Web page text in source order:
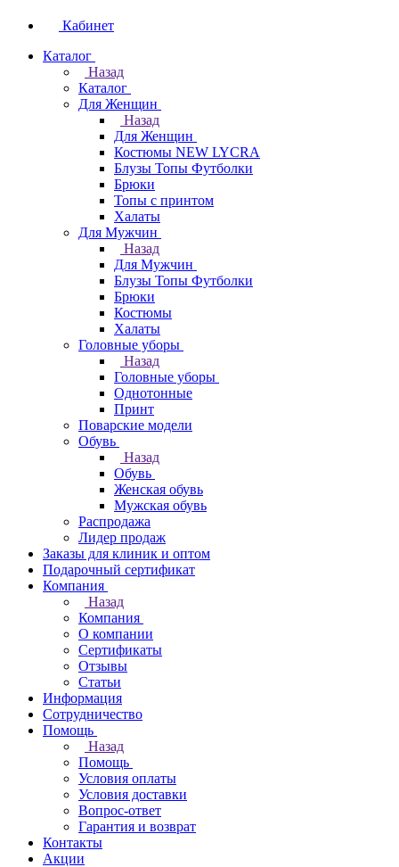
Кабинет
Каталог
Назад
Каталог
Для Женщин
Назад
Для Женщин
Костюмы NEW LYCRA
Блузы Топы Футболки
Брюки
Топы с принтом
Халаты
Для Мужчин
Назад
Для Мужчин
Блузы Топы Футболки
Брюки
Костюмы
Халаты
Головные уборы
Назад
Головные уборы
Однотонные
Принт
Поварские модели
Обувь
Назад
Обувь
Женская обувь
Мужская обувь
Распродажа
Лидер продаж
Заказы для клиник и оптом
Подарочный сертификат
Компания
Назад
Компания
О компании
Сертификаты
Отзывы
Статьи
Информация
Сотрудничество
Помощь
Назад
Помощь
Условия оплаты
Условия доставки
Вопрос-ответ
Гарантия и возврат
Контакты
Акции